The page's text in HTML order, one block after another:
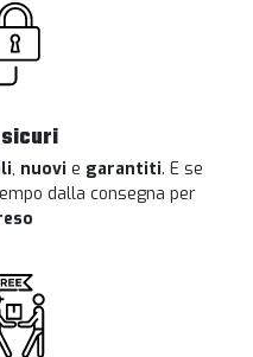
, nuovi e garantiti. E se
dalla consegna per